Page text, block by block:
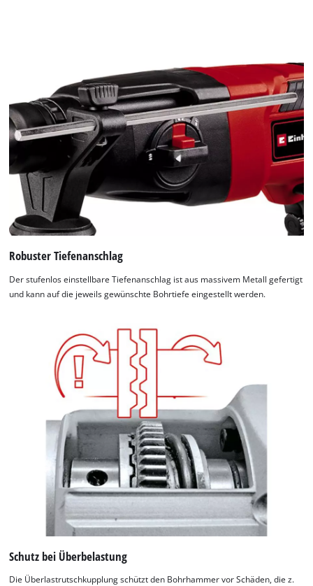
Robuster Tiefenanschlag
Der stufenlos einstellbare Tiefenanschlag ist aus massivem Metall gefertigt
und kann auf die jeweils gewünschte Bohrtiefe eingestellt werden.
Schutz bei Überbelastung
Die Überlastrutschkupplung schützt den Bohrhammer vor Schäden, die z.